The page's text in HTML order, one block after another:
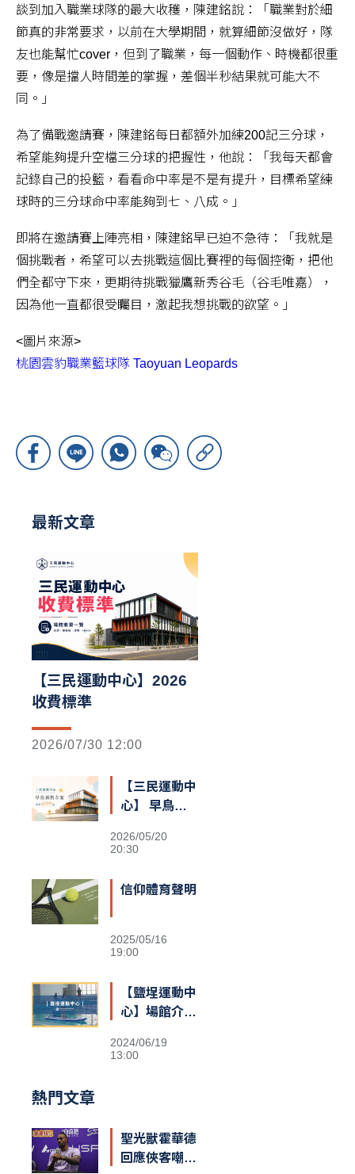
談到加入職業球隊的最大收穫，陳建銘說：「職業對於細
節真的非常要求，以前在大學期間，就算細節沒做好，隊
友也能幫忙cover，但到了職業，每一個動作、時機都很重
要，像是擋人時間差的掌握，差個半秒結果就可能大不
同。」
為了備戰邀請賽，陳建銘每日都額外加練200記三分球，
希望能夠提升空檔三分球的把握性，他說：「我每天都會
記錄自己的投籃，看看命中率是不是有提升，目標希望練
球時的三分球命中率能夠到七、八成。」
即將在邀請賽上陣亮相，陳建銘早已迫不急待：「我就是
個挑戰者，希望可以去挑戰這個比賽裡的每個控衛，把他
們全都守下來，更期待挑戰獵鷹新秀谷毛（谷毛唯嘉），
因為他一直都很受矚目，激起我想挑戰的欲望。」
<圖片來源>
桃園雲豹職業籃球隊 Taoyuan Leopards
最新文章
【三民運動中心】2026
收費標準
2026/07/30 12:00
【三民運動中
心】 早鳥預
2026/05/20
20:30
信仰體育聲明
2025/05/16
19:00
【鹽埕運動中
心】場館介紹
2024/06/19
13:00
熱門文章
聖光獸霍華德
回應俠客嘲諷